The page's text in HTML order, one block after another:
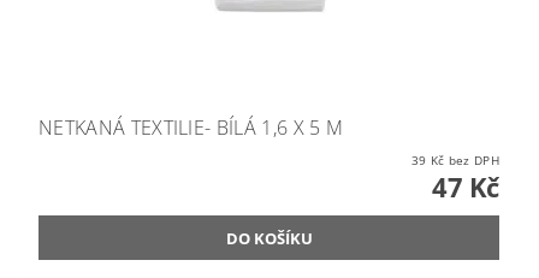
NETKANÁ TEXTILIE- BÍLÁ 1,6 X 5 M
39 Kč bez DPH
47 Kč